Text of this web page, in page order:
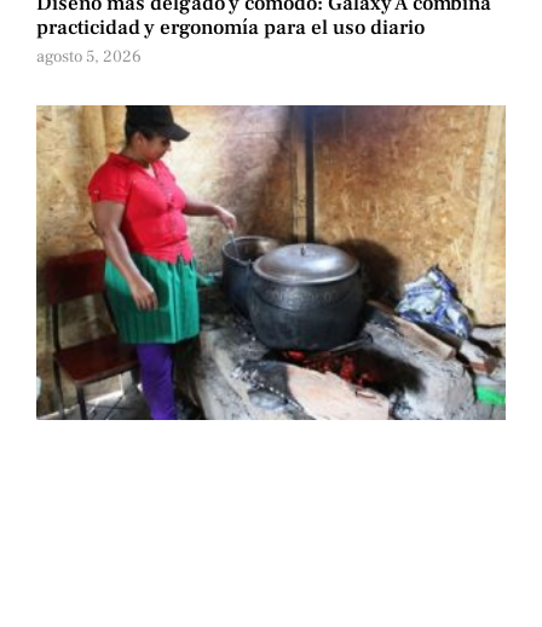
practicidad y ergonomía para el uso diario
agosto 5, 2026